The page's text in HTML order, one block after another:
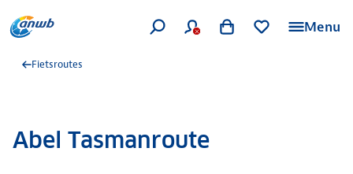
Menu
Fietsroutes
Abel Tasmanroute